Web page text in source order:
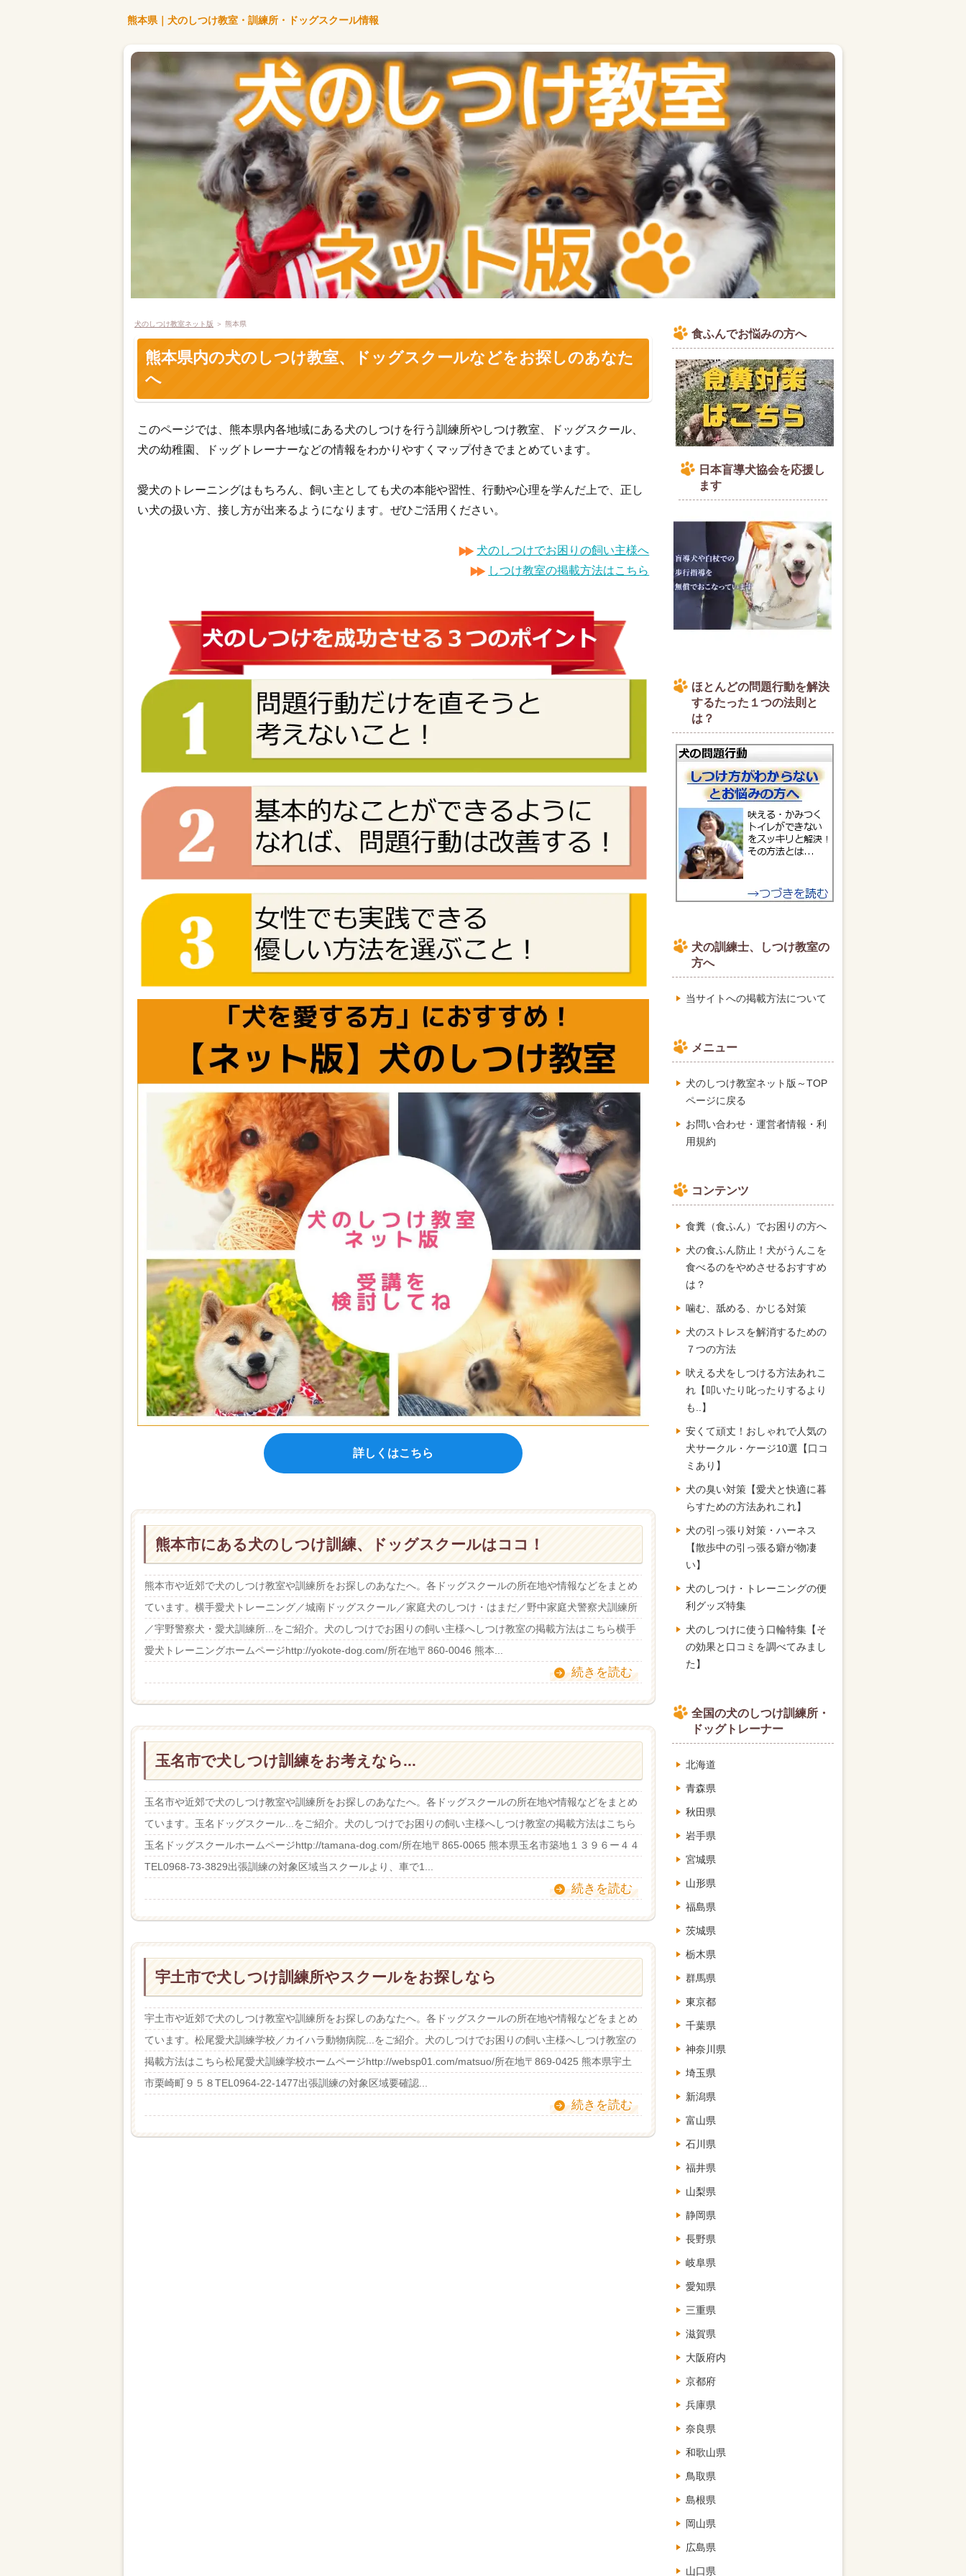
熊本県｜犬のしつけ教室・訓練所・ドッグスクール情報
犬のしつけ教室ネット版 ＞ 熊本県
熊本県内の犬のしつけ教室、ドッグスクールなどをお探しのあなた
へ
このページでは、熊本県内各地域にある犬のしつけを行う訓練所やしつけ教室、ドッグスクール、
犬の幼稚園、ドッグトレーナーなどの情報をわかりやすくマップ付きでまとめています。
愛犬のトレーニングはもちろん、飼い主としても犬の本能や習性、行動や心理を学んだ上で、正し
い犬の扱い方、接し方が出来るようになります。ぜひご活用ください。
犬のしつけでお困りの飼い主様へ
しつけ教室の掲載方法はこちら
詳しくはこちら
熊本市にある犬のしつけ訓練、ドッグスクールはココ！
熊本市や近郊で犬のしつけ教室や訓練所をお探しのあなたへ。各ドッグスクールの所在地や情報などをまとめ
ています。横手愛犬トレーニング／城南ドッグスクール／家庭犬のしつけ・はまだ／野中家庭犬警察犬訓練所
／宇野警察犬・愛犬訓練所...をご紹介。犬のしつけでお困りの飼い主様へしつけ教室の掲載方法はこちら横手
愛犬トレーニングホームページhttp://yokote-dog.com/所在地〒860-0046 熊本...
続きを読む
玉名市で犬しつけ訓練をお考えなら...
玉名市や近郊で犬のしつけ教室や訓練所をお探しのあなたへ。各ドッグスクールの所在地や情報などをまとめ
ています。玉名ドッグスクール...をご紹介。犬のしつけでお困りの飼い主様へしつけ教室の掲載方法はこちら
玉名ドッグスクールホームページhttp://tamana-dog.com/所在地〒865-0065 熊本県玉名市築地１３９６ー４４
TEL0968-73-3829出張訓練の対象区域当スクールより、車で1...
続きを読む
宇土市で犬しつけ訓練所やスクールをお探しなら
宇土市や近郊で犬のしつけ教室や訓練所をお探しのあなたへ。各ドッグスクールの所在地や情報などをまとめ
ています。松尾愛犬訓練学校／カイハラ動物病院...をご紹介。犬のしつけでお困りの飼い主様へしつけ教室の
掲載方法はこちら松尾愛犬訓練学校ホームページhttp://websp01.com/matsuo/所在地〒869-0425 熊本県宇土
市栗崎町９５８TEL0964-22-1477出張訓練の対象区域要確認...
続きを読む
食ふんでお悩みの方へ
日本盲導犬協会を応援し
ます
ほとんどの問題行動を解決
するたった１つの法則と
は？
犬の訓練士、しつけ教室の
方へ
当サイトへの掲載方法について
メニュー
犬のしつけ教室ネット版～TOP
ページに戻る
お問い合わせ・運営者情報・利
用規約
コンテンツ
食糞（食ふん）でお困りの方へ
犬の食ふん防止！犬がうんこを
食べるのをやめさせるおすすめ
は？
噛む、舐める、かじる対策
犬のストレスを解消するための
７つの方法
吠える犬をしつける方法あれこ
れ【叩いたり叱ったりするより
も..】
安くて頑丈！おしゃれで人気の
犬サークル・ケージ10選【口コ
ミあり】
犬の臭い対策【愛犬と快適に暮
らすための方法あれこれ】
犬の引っ張り対策・ハーネス
【散歩中の引っ張る癖が物凄
い】
犬のしつけ・トレーニングの便
利グッズ特集
犬のしつけに使う口輪特集【そ
の効果と口コミを調べてみまし
た】
全国の犬のしつけ訓練所・
ドッグトレーナー
北海道
青森県
秋田県
岩手県
宮城県
山形県
福島県
茨城県
栃木県
群馬県
東京都
千葉県
神奈川県
埼玉県
新潟県
富山県
石川県
福井県
山梨県
静岡県
長野県
岐阜県
愛知県
三重県
滋賀県
大阪府内
京都府
兵庫県
奈良県
和歌山県
鳥取県
島根県
岡山県
広島県
山口県